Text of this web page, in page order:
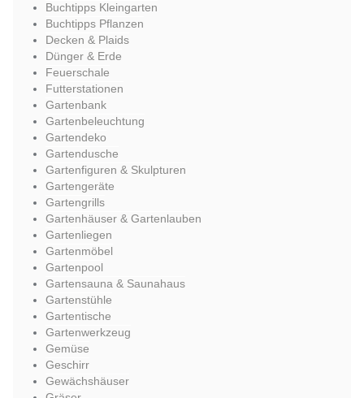
Buchtipps Kleingarten
Buchtipps Pflanzen
Decken & Plaids
Dünger & Erde
Feuerschale
Futterstationen
Gartenbank
Gartenbeleuchtung
Gartendeko
Gartendusche
Gartenfiguren & Skulpturen
Gartengeräte
Gartengrills
Gartenhäuser & Gartenlauben
Gartenliegen
Gartenmöbel
Gartenpool
Gartensauna & Saunahaus
Gartenstühle
Gartentische
Gartenwerkzeug
Gemüse
Geschirr
Gewächshäuser